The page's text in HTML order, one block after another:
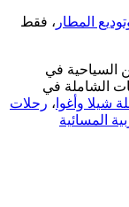
المطار ، فقط
السياحية في
الشاملة في
شيلا وأغوا ، رحلات
المسائية